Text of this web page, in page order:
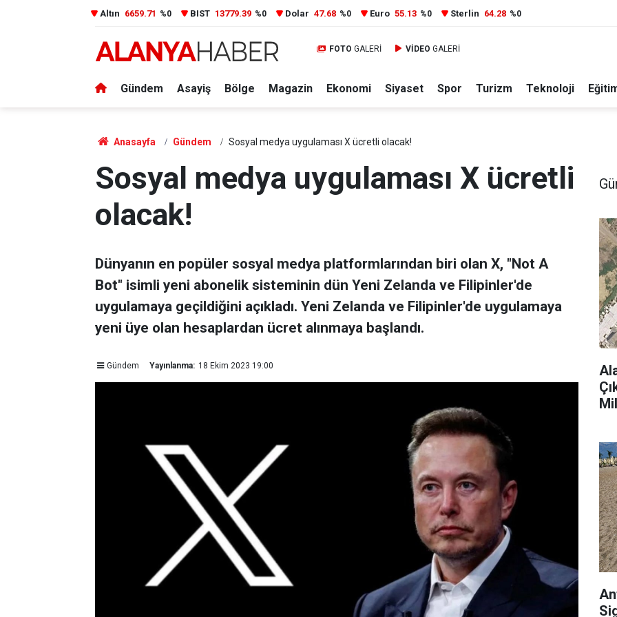
Altın 6659.71 %0 BIST 13779.39 %0 Dolar 47.68 %0 Euro 55.13 %0 Sterlin 64.28 %0
FOTO GALERİ VİDEO GALERİ
Gündem Asayiş Bölge Magazin Ekonomi Siyaset Spor Turizm Teknoloji
Anasayfa Gündem Sosyal medya uygulaması X ücretli olacak!
Sosyal medya uygulaması X ücretli
olacak!
Dünyanın en popüler sosyal medya platformlarından biri olan X, "Not A
Bot" isimli yeni abonelik sisteminin dün Yeni Zelanda ve Filipinler'de
uygulamaya geçildiğini açıkladı. Yeni Zelanda ve Filipinler'de uygulamaya
yeni üye olan hesaplardan ücret alınmaya başlandı.
Gündem Yayınlanma: 18 Ekim 2023 19:00